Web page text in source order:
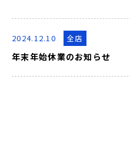
2024.12.10 全店
年末年始休業のお知らせ